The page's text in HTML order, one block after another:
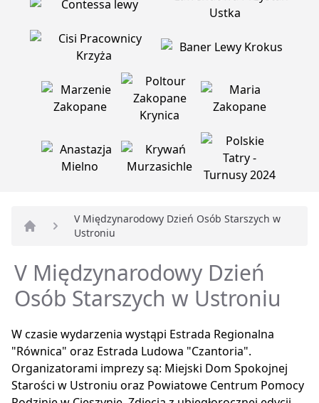
Strona główna
V Międzynarodowy Dzień Osób Starszych w
Ustroniu
V Międzynarodowy Dzień
Osób Starszych w Ustroniu
W czasie wydarzenia wystąpi Estrada Regionalna
"Równica" oraz Estrada Ludowa "Czantoria".
Organizatorami imprezy są: Miejski Dom Spokojnej
Starości w Ustroniu oraz Powiatowe Centrum Pomocy